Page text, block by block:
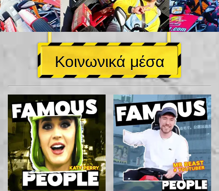
Κοινωνικά μέσα